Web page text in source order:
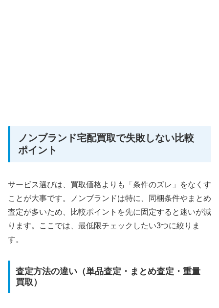
ノンブランド宅配買取で失敗しない比較
ポイント
サービス選びは、買取価格よりも「条件のズレ」をなくす
ことが大事です。ノンブランドは特に、同梱条件やまとめ
査定が多いため、比較ポイントを先に固定すると迷いが減
ります。ここでは、最低限チェックしたい3つに絞りま
す。
査定方法の違い（単品査定・まとめ査定・重量
買取）